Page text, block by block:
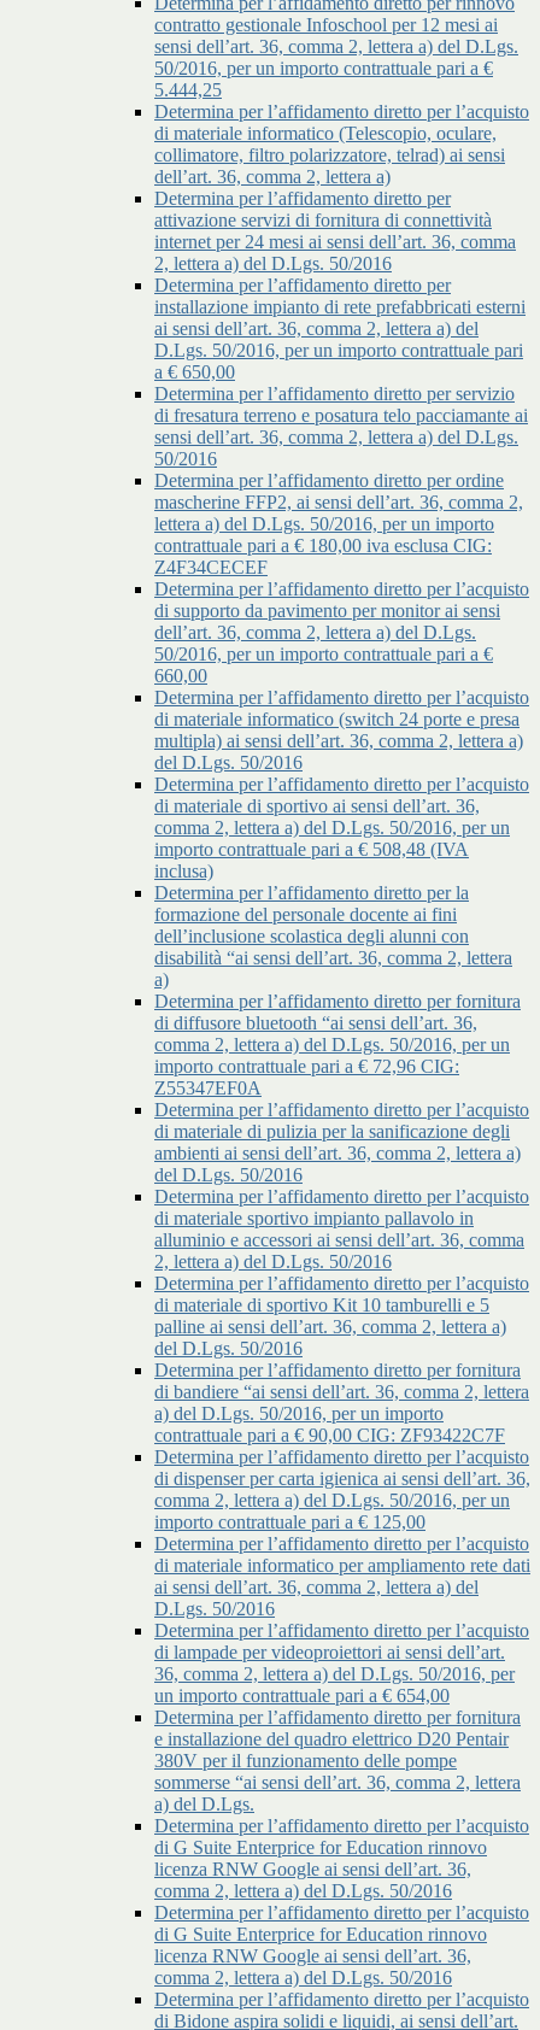
contratto gestionale Infoschool per 12 mesi ai
sensi dell’art. 36, comma 2, lettera a) del D.Lgs.
50/2016, per un importo contrattuale pari a €
5.444,25
Determina per l’affidamento diretto per l’acquisto
di materiale informatico (Telescopio, oculare,
collimatore, filtro polarizzatore, telrad) ai sensi
dell’art. 36, comma 2, lettera a)
Determina per l’affidamento diretto per
attivazione servizi di fornitura di connettività
internet per 24 mesi ai sensi dell’art. 36, comma
2, lettera a) del D.Lgs. 50/2016
Determina per l’affidamento diretto per
installazione impianto di rete prefabbricati esterni
ai sensi dell’art. 36, comma 2, lettera a) del
D.Lgs. 50/2016, per un importo contrattuale pari
a € 650,00
Determina per l’affidamento diretto per servizio
di fresatura terreno e posatura telo pacciamante ai
sensi dell’art. 36, comma 2, lettera a) del D.Lgs.
50/2016
Determina per l’affidamento diretto per ordine
mascherine FFP2, ai sensi dell’art. 36, comma 2,
lettera a) del D.Lgs. 50/2016, per un importo
contrattuale pari a € 180,00 iva esclusa CIG:
Z4F34CECEF
Determina per l’affidamento diretto per l’acquisto
di supporto da pavimento per monitor ai sensi
dell’art. 36, comma 2, lettera a) del D.Lgs.
50/2016, per un importo contrattuale pari a €
660,00
Determina per l’affidamento diretto per l’acquisto
di materiale informatico (switch 24 porte e presa
multipla) ai sensi dell’art. 36, comma 2, lettera a)
del D.Lgs. 50/2016
Determina per l’affidamento diretto per l’acquisto
di materiale di sportivo ai sensi dell’art. 36,
comma 2, lettera a) del D.Lgs. 50/2016, per un
importo contrattuale pari a € 508,48 (IVA
inclusa)
Determina per l’affidamento diretto per la
formazione del personale docente ai fini
dell’inclusione scolastica degli alunni con
disabilità “ai sensi dell’art. 36, comma 2, lettera
a)
Determina per l’affidamento diretto per fornitura
di diffusore bluetooth “ai sensi dell’art. 36,
comma 2, lettera a) del D.Lgs. 50/2016, per un
importo contrattuale pari a € 72,96 CIG:
Z55347EF0A
Determina per l’affidamento diretto per l’acquisto
di materiale di pulizia per la sanificazione degli
ambienti ai sensi dell’art. 36, comma 2, lettera a)
del D.Lgs. 50/2016
Determina per l’affidamento diretto per l’acquisto
di materiale sportivo impianto pallavolo in
alluminio e accessori ai sensi dell’art. 36, comma
2, lettera a) del D.Lgs. 50/2016
Determina per l’affidamento diretto per l’acquisto
di materiale di sportivo Kit 10 tamburelli e 5
palline ai sensi dell’art. 36, comma 2, lettera a)
del D.Lgs. 50/2016
Determina per l’affidamento diretto per fornitura
di bandiere “ai sensi dell’art. 36, comma 2, lettera
a) del D.Lgs. 50/2016, per un importo
contrattuale pari a € 90,00 CIG: ZF93422C7F
Determina per l’affidamento diretto per l’acquisto
di dispenser per carta igienica ai sensi dell’art. 36,
comma 2, lettera a) del D.Lgs. 50/2016, per un
importo contrattuale pari a € 125,00
Determina per l’affidamento diretto per l’acquisto
di materiale informatico per ampliamento rete dati
ai sensi dell’art. 36, comma 2, lettera a) del
D.Lgs. 50/2016
Determina per l’affidamento diretto per l’acquisto
di lampade per videoproiettori ai sensi dell’art.
36, comma 2, lettera a) del D.Lgs. 50/2016, per
un importo contrattuale pari a € 654,00
Determina per l’affidamento diretto per fornitura
e installazione del quadro elettrico D20 Pentair
380V per il funzionamento delle pompe
sommerse “ai sensi dell’art. 36, comma 2, lettera
a) del D.Lgs.
Determina per l’affidamento diretto per l’acquisto
di G Suite Enterprice for Education rinnovo
licenza RNW Google ai sensi dell’art. 36,
comma 2, lettera a) del D.Lgs. 50/2016
Determina per l’affidamento diretto per l’acquisto
di G Suite Enterprice for Education rinnovo
licenza RNW Google ai sensi dell’art. 36,
comma 2, lettera a) del D.Lgs. 50/2016
Determina per l’affidamento diretto per l’acquisto
di Bidone aspira solidi e liquidi, ai sensi dell’art.